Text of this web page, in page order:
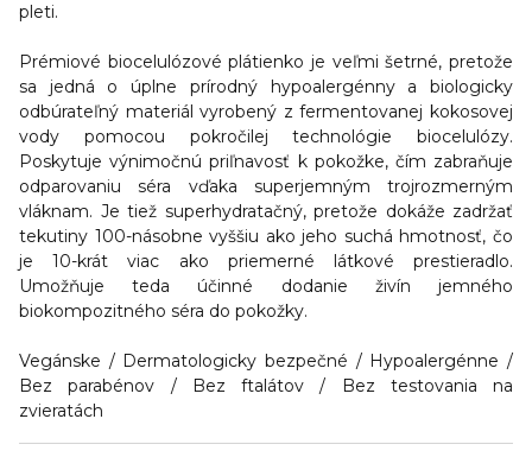
pleti.
Prémiové biocelulózové plátienko je veľmi šetrné, pretože
sa jedná o úplne prírodný hypoalergénny a biologicky
odbúrateľný materiál vyrobený z fermentovanej kokosovej
vody pomocou pokročilej technológie biocelulózy.
Poskytuje výnimočnú priľnavosť k pokožke, čím zabraňuje
odparovaniu séra vďaka superjemným trojrozmerným
vláknam. Je tiež superhydratačný, pretože dokáže zadržať
tekutiny 100-násobne vyššiu ako jeho suchá hmotnosť, čo
je 10-krát viac ako priemerné látkové prestieradlo.
Umožňuje teda účinné dodanie živín jemného
biokompozitného séra do pokožky.
Vegánske / Dermatologicky bezpečné / Hypoalergénne /
Bez parabénov / Bez ftalátov / Bez testovania na
zvieratách